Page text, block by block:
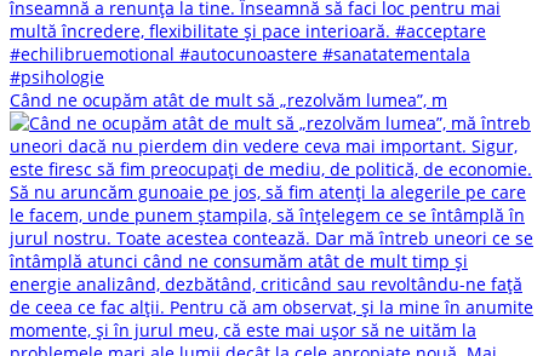
Când ne ocupăm atât de mult să „rezolvăm lumea”, m